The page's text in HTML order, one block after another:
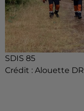
SDIS 85
Crédit : Alouette DR